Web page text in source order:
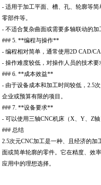
- 适用于加工平面、槽、孔、轮廓等
零部件等。
- 不适合复杂曲面或需要多轴联动的加
### 5. **编程与操作**
- 编程相对简单，通常使用2D CAD/
- 操作难度较低，对操作人员的技术要
### 6. **成本效益**
- 由于设备成本和加工时间较低，2.5
企业或预算有限的项目。
### 7. **设备要求**
- 可以使用三轴CNC机床（X、Y、Z
### 总结
2.5次元CNC加工是一种、且经济的
面或简单轮廓的零件。它在精度、效
应用中的理想选择。